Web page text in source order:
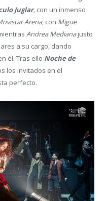
Juglar, con un inmenso
Arena, con Migue
Andrea Medianajusto
a su cargo, dando
él. Tras ello Noche de
los invitados en el
perfecto.